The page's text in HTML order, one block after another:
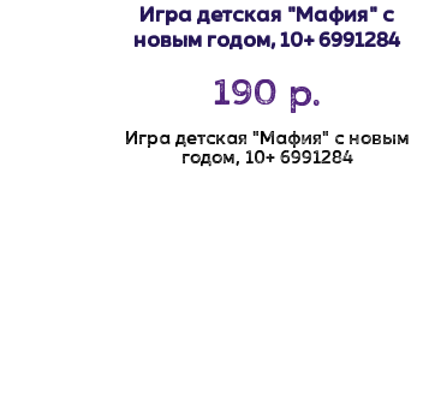
Игра детская "Мафия" с
новым годом, 10+ 6991284
190 р.
Игра детская "Мафия" с новым
годом, 10+ 6991284